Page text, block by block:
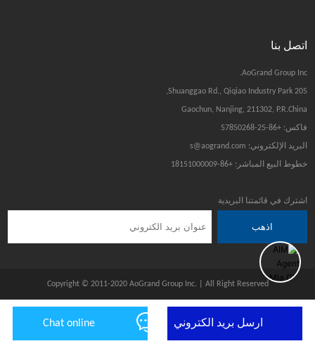
اتصل بنا
AoGrand Group Inc.
205 Shuanggao Rd., Qiqiao Industry Park,
Gaochun, Nanjing, 211302, P.R.China
فاكس: +86-25-57850268
البريد الإلكتروني: s@aogrand.com
خطوط البيع المباشر: +86-18151000009
اشترك في قائمتنا البريدية
اذهب
Copyright © 2011-2020 AoGrand Group Inc. | All Right Reserved
Chat online ارسل بريد الكتروني